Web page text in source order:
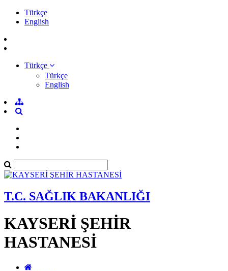
Türkçe
English
Türkçe
Türkçe
English
T.C. SAĞLIK BAKANLIĞI
KAYSERİ ŞEHİR
HASTANESİ